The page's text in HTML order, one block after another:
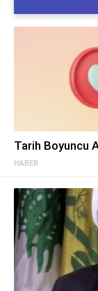
HABER
Tarih Boyuncu